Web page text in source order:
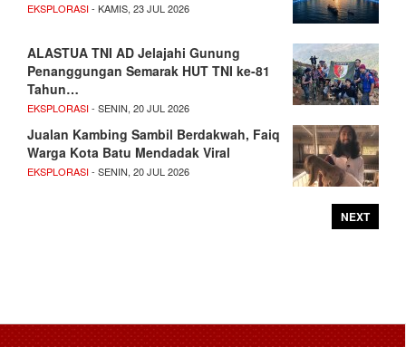
EKSPLORASI- KAMIS, 23 JUL 2026
ALASTUA TNI AD Jelajahi Gunung
Penanggungan Semarak HUT TNI ke-81
Tahun…
EKSPLORASI- SENIN, 20 JUL 2026
Jualan Kambing Sambil Berdakwah, Faiq
Warga Kota Batu Mendadak Viral
EKSPLORASI- SENIN, 20 JUL 2026
NEXT